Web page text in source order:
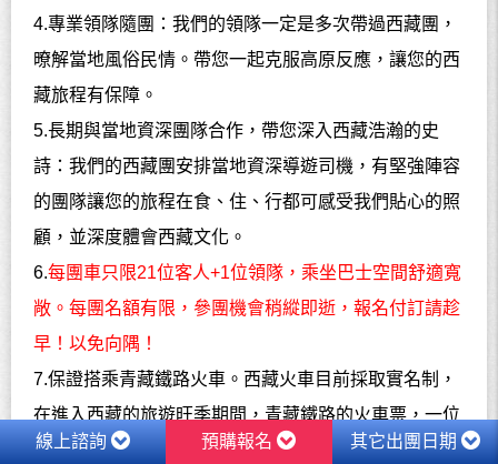
4.專業領隊隨團：我們的領隊一定是多次帶過西藏團，
暸解當地風俗民情。帶您一起克服高原反應，讓您的西
藏旅程有保障。
5.長期與當地資深團隊合作，帶您深入西藏浩瀚的史
詩：我們的西藏團安排當地資深導遊司機，有堅強陣容
的團隊讓您的旅程在食、住、行都可感受我們貼心的照
顧，並深度體會西藏文化。
6.每團車只限21位客人+1位領隊，乘坐巴士空間舒適寬
敞。每團名額有限，參團機會稍縱即逝，報名付訂請趁
早！以免向隅！
7.保證搭乘青藏鐵路火車。西藏火車目前採取實名制，
在進入西藏的旅遊旺季期間，青藏鐵路的火車票，一位
難求，多數旅行社無法掌控的，但我們可以做到，免去
線上諮詢 預購報名 其它出團日期